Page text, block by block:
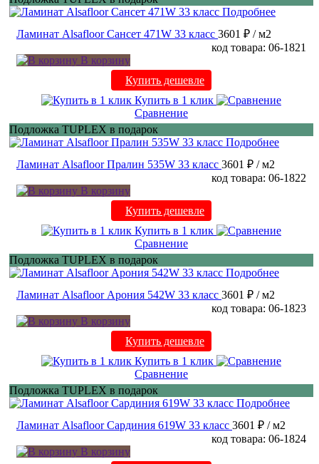
Подробнее
Ламинат Alsafloor Сансет 471W 33 класс 3601 ₽ / м2
код товара: 06-1821
В корзину
Купить дешевле
Купить в 1 клик
Сравнение
Подложка TUPLEX в подарок
Подробнее
Ламинат Alsafloor Пралин 535W 33 класс 3601 ₽ / м2
код товара: 06-1822
В корзину
Купить дешевле
Купить в 1 клик
Сравнение
Подложка TUPLEX в подарок
Подробнее
Ламинат Alsafloor Арония 542W 33 класс 3601 ₽ / м2
код товара: 06-1823
В корзину
Купить дешевле
Купить в 1 клик
Сравнение
Подложка TUPLEX в подарок
Подробнее
Ламинат Alsafloor Сардиния 619W 33 класс 3601 ₽ / м2
код товара: 06-1824
В корзину